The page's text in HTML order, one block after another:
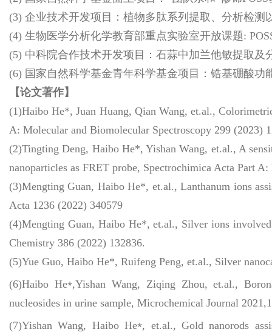
(3) 企业技术开发项目：植物多肽系列提取、分析检测
(4) 生物医学分析化学教育部重点实验室开放课题:
(5) 中科院合作技术开发项目：石蒜中加兰他敏提取及
(6) 国家自然科学基金青年科学基金项目：锆基硼酸功
【论文著作】
(1)Haibo He*, Juan Huang, Qian Wang, et.al.,
A: Molecular and Biomolecular Spectroscopy 299 (2023)
(2)Tingting Deng, Haibo He*, Yishan Wang, et.al., A
nanoparticles as FRET probe, Spectrochimica Acta Part
(3)Mengting Guan, Haibo He*, et.al., Lanthanum ions
Acta 1236 (2022) 340579
(4)Mengting Guan, Haibo He*, et.al., Silver ions
Chemistry 386 (2022) 132836.
(5)Yue Guo, Haibo He*, Ruifeng Peng, et.al., Silver
(6)Haibo He⁎,Yishan Wang, Ziqing Zhou, et.al.,
nucleosides in urine sample, Microchemical Journal
(7)Yishan Wang, Haibo He⁎ , et.al., Gold nanorods